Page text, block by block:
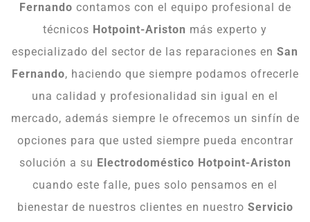
Fernando contamos con el equipo profesional de
técnicos Hotpoint-Ariston más experto y
especializado del sector de las reparaciones en San
Fernando, haciendo que siempre podamos ofrecerle
una calidad y profesionalidad sin igual en el
mercado, además siempre le ofrecemos un sinfín de
opciones para que usted siempre pueda encontrar
solución a su Electrodoméstico Hotpoint-Ariston
cuando este falle, pues solo pensamos en el
bienestar de nuestros clientes en nuestro Servicio